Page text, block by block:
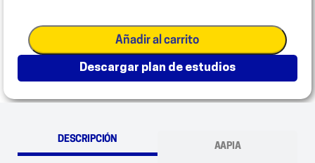
Añadir al carrito
descargar plan de estudios
DESCRIPCIÓN
AAPIA